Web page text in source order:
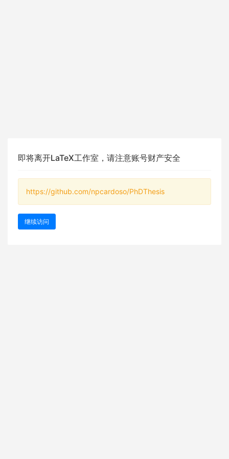
即将离开LaTeX工作室，请注意账号财产安全
https://github.com/npcardoso/PhDThesis
继续访问